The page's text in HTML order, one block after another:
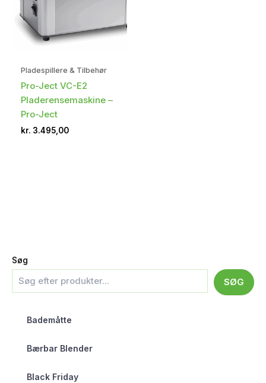
Søg
SØG
Bademåtte
Bærbar Blender
Black Friday
Pladespillere & Tilbehør
Pro-Ject VC-E2
Pladerensemaskine –
Pro-Ject
kr. 3.495,00